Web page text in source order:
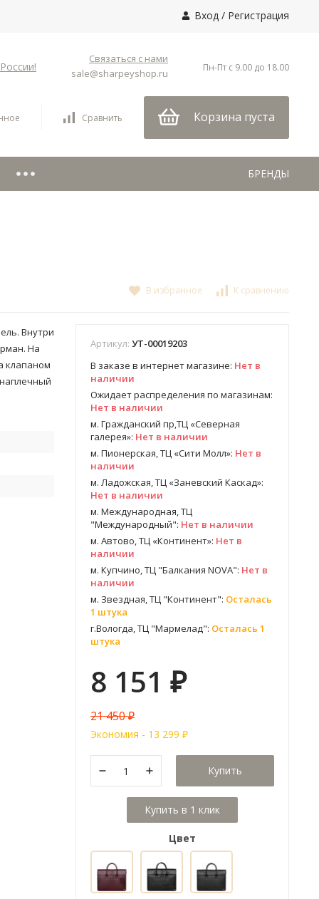
Вход / Регистрация
Связаться с нами
sale@sharpeyshop.ru
Пн-Пт с 9.00 до 18.00
Сравнить Корзина пуста
БРЕНДЫ
В избранное К сравнению
Внутри
На
клапаном
Артикул: УТ-00019203
В заказе в интернет магазине: Нет в
наличии
Ожидает распределения по магазинам:
Нет в наличии
м. Гражданский пр,ТЦ «Северная
галерея»: Нет в наличии
м. Пионерская, ТЦ «Сити Молл»: Нет в
наличии
м. Ладожская, ТЦ «Заневский Каскад»:
Нет в наличии
м. Международная, ТЦ
"Международный": Нет в наличии
м. Автово, ТЦ «Континент»: Нет в
наличии
м. Купчино, ТЦ "Балкания NOVA": Нет в
наличии
м. Звездная, ТЦ "Континент": Осталась
1 штука
г.Вологда, ТЦ "Мармелад": Осталась 1
штука
8 151 ₽
21 450₽
Экономия - 13 299 ₽
Купить
Цвет